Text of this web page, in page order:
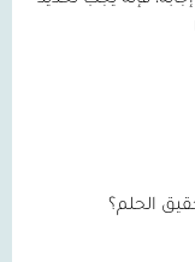
الحلم؟